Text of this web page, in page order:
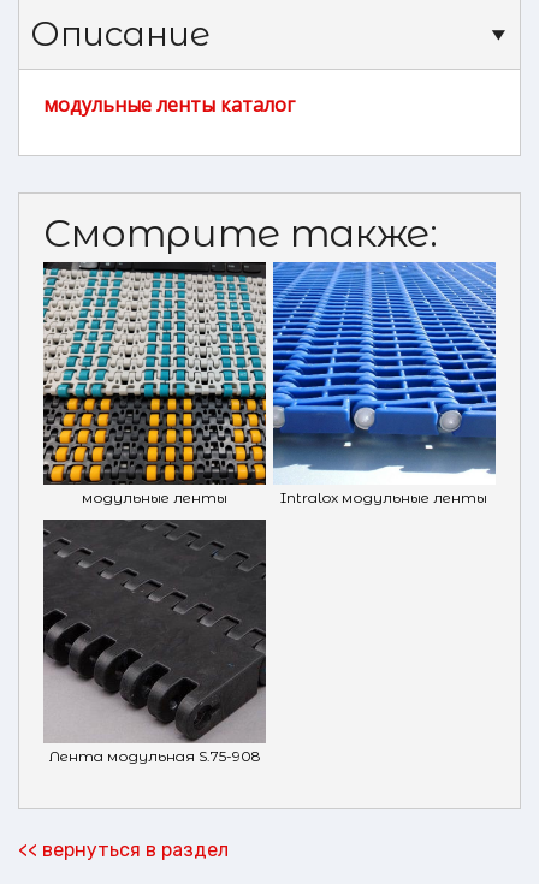
Описание
модульные ленты каталог
Смотрите также:
модульные ленты Intralox модульные ленты
Лента модульная S.75-908
<< вернуться в раздел